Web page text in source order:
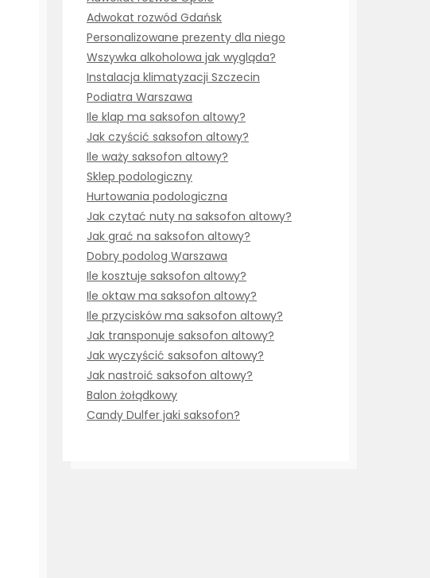
Adwokat rozwód Gdańsk
Personalizowane prezenty dla niego
Wszywka alkoholowa jak wygląda?
Instalacja klimatyzacji Szczecin
Podiatra Warszawa
Ile klap ma saksofon altowy?
Jak czyścić saksofon altowy?
Ile waży saksofon altowy?
Sklep podologiczny
Hurtowania podologiczna
Jak czytać nuty na saksofon altowy?
Jak grać na saksofon altowy?
Dobry podolog Warszawa
Ile kosztuje saksofon altowy?
Ile oktaw ma saksofon altowy?
Ile przycisków ma saksofon altowy?
Jak transponuje saksofon altowy?
Jak wyczyścić saksofon altowy?
Jak nastroić saksofon altowy?
Balon żołądkowy
Candy Dulfer jaki saksofon?